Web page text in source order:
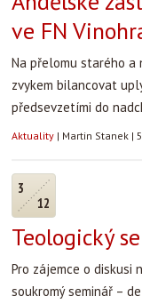
ve FN
Na přelomu starého a
zvykem bilancovat
předsevzetími do
Aktuality | Martin Stanek |
3
12
Teologický
Pro zájemce o diskusi
soukromý seminář –